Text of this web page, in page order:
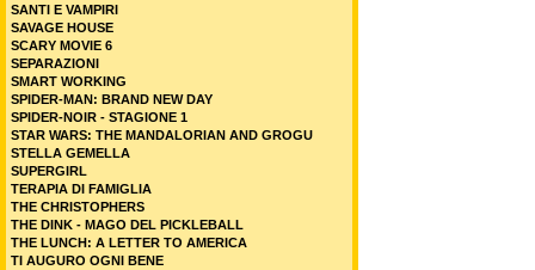
SANTI E VAMPIRI
SAVAGE HOUSE
SCARY MOVIE 6
SEPARAZIONI
SMART WORKING
SPIDER-MAN: BRAND NEW DAY
SPIDER-NOIR - STAGIONE 1
STAR WARS: THE MANDALORIAN AND GROGU
STELLA GEMELLA
SUPERGIRL
TERAPIA DI FAMIGLIA
THE CHRISTOPHERS
THE DINK - MAGO DEL PICKLEBALL
THE LUNCH: A LETTER TO AMERICA
TI AUGURO OGNI BENE